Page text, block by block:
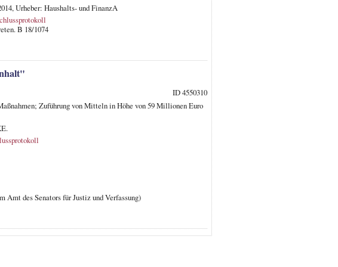
Urheber: Haushalts- und FinanzA
B 18/1074
ID 4550310
Zuführung von Mitteln in Höhe von 59 Millionen Euro
des Senators für Justiz und Verfassung)